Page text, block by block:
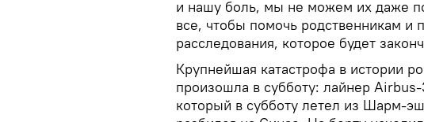
и нашу боль, мы не можем их даже
все, чтобы помочь родственникам и
расследования, которое будет
Крупнейшая катастрофа в истории
произошла в субботу: лайнер
который в субботу летел из Шарм-